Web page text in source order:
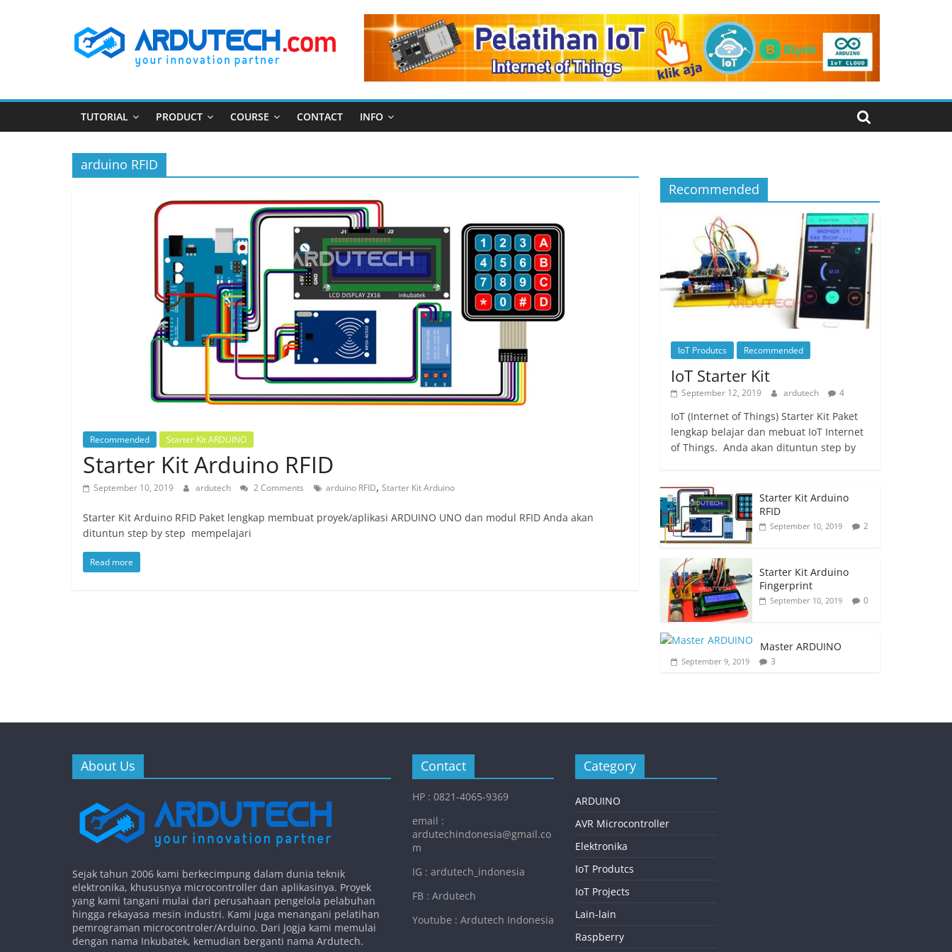
ARDUTECH
Your
TUTORIAL PRODUCT COURSE CONTACT INFO
arduino RFID
Recommended Starter Kit ARDUINO
Starter Kit Arduino RFID
September 10, 2019 ardutech 2 Comments arduino RFID, Starter Kit Arduino
Starter Kit Arduino RFID Paket lengkap membuat proyek/aplikasi ARDUINO UNO dan modul RFID Anda akan
dituntun step by step mempelajari
Read more
Recommended
IoT Produtcs Recommended
IoT Starter Kit
September 12, 2019 ardutech 4
IoT (Internet of Things) Starter Kit Paket
lengkap belajar dan mebuat IoT Internet
of Things. Anda akan dituntun step by
Starter Kit Arduino
RFID
September 10, 2019 2
Starter Kit Arduino
Fingerprint
September 10, 2019 0
Master ARDUINO
September 9, 2019 3
About Us
Sejak tahun 2006 kami berkecimpung dalam dunia teknik
elektronika, khususnya microcontroller dan aplikasinya. Proyek
yang kami tangani mulai dari perusahaan pengelola pelabuhan
hingga rekayasa mesin industri. Kami juga menangani pelatihan
pemrograman microcontroler/Arduino. Dari Jogja kami memulai
dengan nama Inkubatek, kemudian berganti nama Ardutech.
Contact
HP : 0821-4065-9369
email :
ardutechindonesia@gmail.co
m
IG : ardutech_indonesia
FB : Ardutech
Youtube : Ardutech Indonesia
Category
ARDUINO
AVR Microcontroller
Elektronika
IoT Produtcs
IoT Projects
Lain-lain
Raspberry